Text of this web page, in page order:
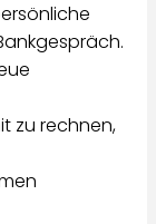
zu rechnen,